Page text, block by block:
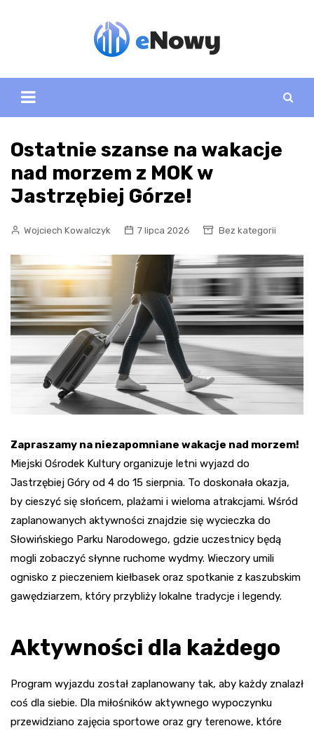
Ostatnie szanse na wakacje
nad morzem z MOK w
Jastrzębiej Górze!
Wojciech Kowalczyk 7 lipca 2026 Bez kategorii
Zapraszamy na niezapomniane wakacje nad morzem!
Miejski Ośrodek Kultury organizuje letni wyjazd do
Jastrzębiej Góry od 4 do 15 sierpnia. To doskonała okazja,
by cieszyć się słońcem, plażami i wieloma atrakcjami. Wśród
zaplanowanych aktywności znajdzie się wycieczka do
Słowińskiego Parku Narodowego, gdzie uczestnicy będą
mogli zobaczyć słynne ruchome wydmy. Wieczory umili
ognisko z pieczeniem kiełbasek oraz spotkanie z kaszubskim
gawędziarzem, który przybliży lokalne tradycje i legendy.
Aktywności dla każdego
Program wyjazdu został zaplanowany tak, aby każdy znalazł
coś dla siebie. Dla miłośników aktywnego wypoczynku
przewidziano zajęcia sportowe oraz gry terenowe, które